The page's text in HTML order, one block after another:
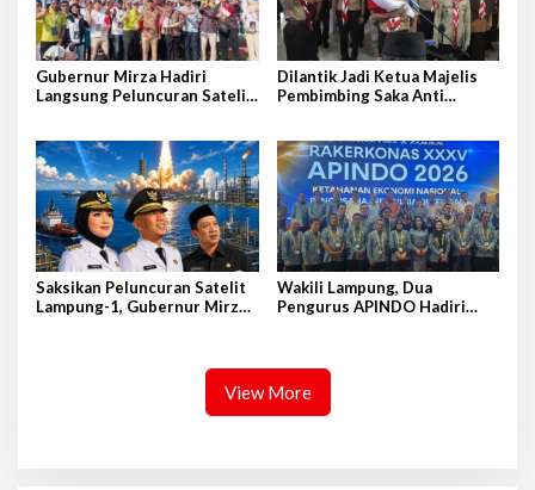
Gubernur Mirza Hadiri
Langsung Peluncuran Satelit
Dilantik Jadi Ketua Majelis
Pembimbing Saka Anti
Pramuka Garda P4GN
Saksikan Peluncuran Satelit
Lampung-1, Gubernur Mirza
Wakili Lampung, Dua
Pengurus APINDO Hadiri
View More